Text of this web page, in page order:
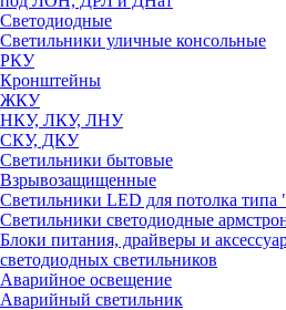
Светодиодные
Светильники уличные консольные
РКУ
Кронштейны
ЖКУ
НКУ, ЛКУ, ЛНУ
СКУ, ДКУ
Светильники бытовые
Взрывозащищенные
Светильники LED для потолка типа
Светильники светодиодные
Блоки питания, драйверы и
светодиодных светильников
Аварийное освещение
Аварийный светильник